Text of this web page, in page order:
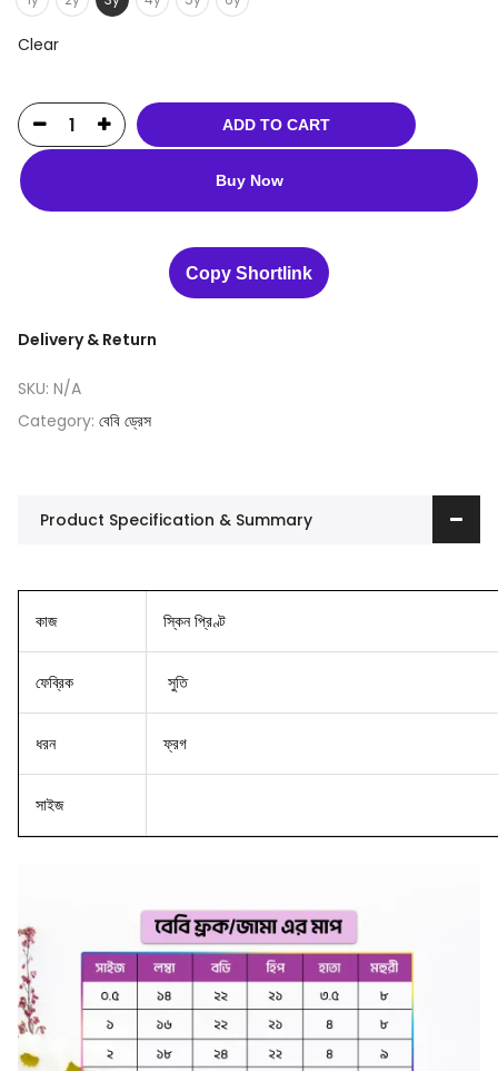
Clear
ADD TO CART
Buy Now
Copy Shortlink
Delivery & Return
SKU: N/A
Category: বেবি ড্রেস
Product Specification & Summary
কাজ স্কিন প্রিণ্ট
ফেব্রিক সুতি
ধরন ফ্রগ
সাইজ